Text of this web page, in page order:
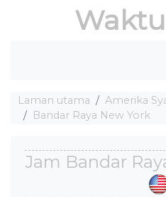
Laman utama
Amerika
Bandar Raya New York
Jam Bandar